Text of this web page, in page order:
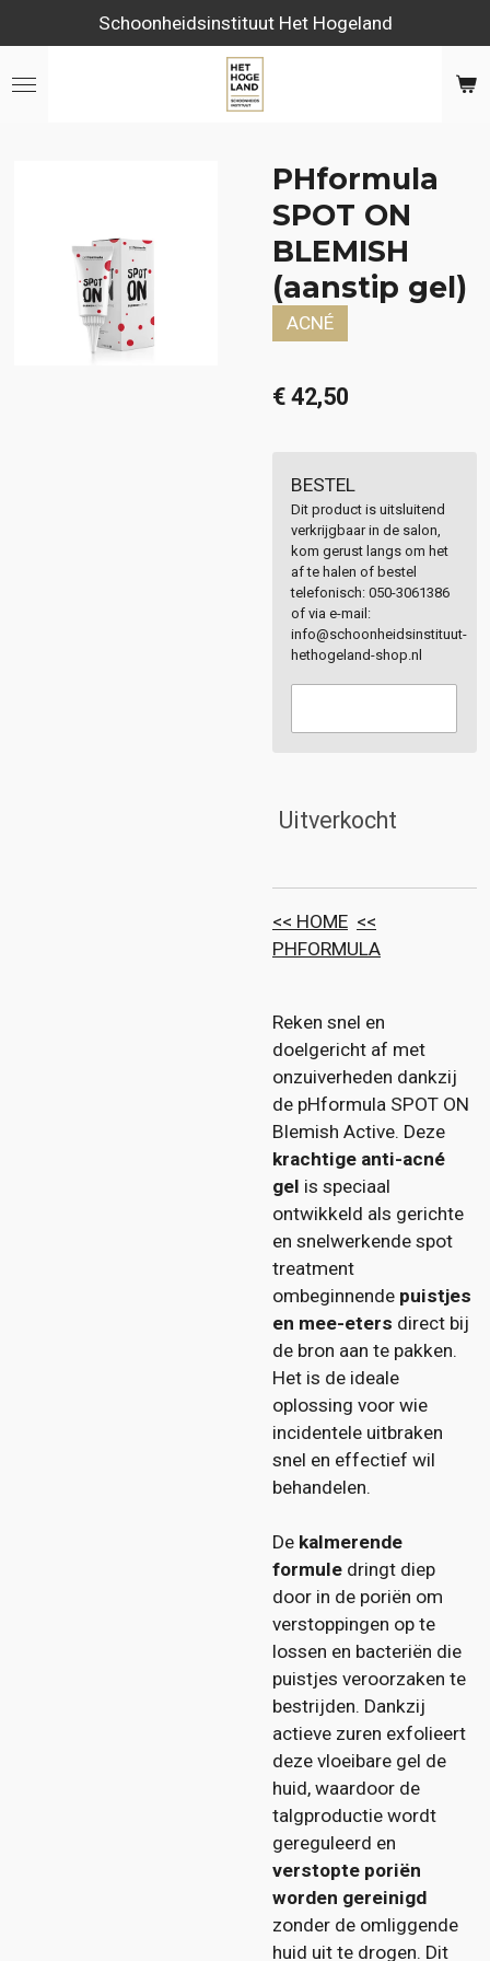
direct
naar
Schoonheidsinstituut Het Hogeland
PHformula
SPOT ON
BLEMISH
(aanstip gel)
ACNÉ
€ 42,50
BESTEL
Dit product is uitsluitend
verkrijgbaar in de salon,
kom gerust langs om het
af te halen of bestel
telefonisch: 050-3061386
of via e-mail:
info@schoonheidsinstituut-
hethogeland-shop.nl
Uitverkocht
<< HOME <<
PHFORMULA
Reken snel en
doelgericht af met
onzuiverheden dankzij
de pHformula SPOT ON
Blemish Active. Deze
krachtige anti-acné
gel is speciaal
ontwikkeld als gerichte
en snelwerkende spot
treatment
ombeginnende puistjes
en mee-eters direct bij
de bron aan te pakken.
Het is de ideale
oplossing voor wie
incidentele uitbraken
snel en effectief wil
behandelen.
De kalmerende
formule dringt diep
door in de poriën om
verstoppingen op te
lossen en bacteriën die
puistjes veroorzaken te
bestrijden. Dankzij
actieve zuren exfolieert
deze vloeibare gel de
huid, waardoor de
talgproductie wordt
gereguleerd en
verstopte poriën
worden gereinigd
zonder de omliggende
huid uit te drogen. Dit